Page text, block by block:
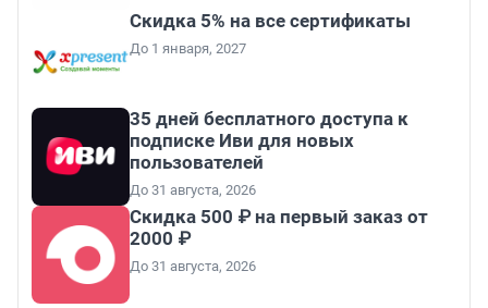
Скидка 5% на все сертификаты
До 1 января, 2027
35 дней бесплатного доступа к
подписке Иви для новых
пользователей
До 31 августа, 2026
Скидка 500 ₽ на первый заказ от
2000 ₽
До 31 августа, 2026